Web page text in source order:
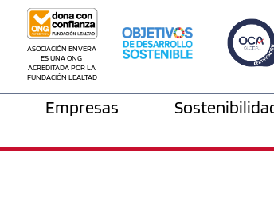
ASOCIACIÓN ENVERA
ES UNA ONG
ACREDITADA POR LA
FUNDACIÓN LEALTAD
Empresas